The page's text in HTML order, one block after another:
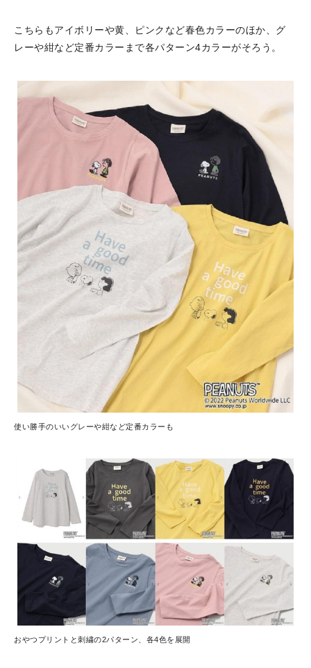
こちらもアイボリーや黄、ピンクなど春色カラーのほか、グ
レーや紺など定番カラーまで各パターン4カラーがそろう。
使い勝手のいいグレーや紺など定番カラーも
おやつプリントと刺繍の2パターン、各4色を展開